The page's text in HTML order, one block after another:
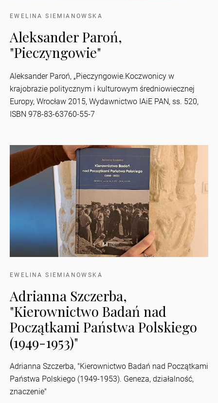
EWELINA SIEMIANOWSKA
Aleksander Paroń,
"Pieczyngowie"
Aleksander Paroń, „Pieczyngowie.Koczwonicy w
krajobrazie politycznym i kulturowym średniowiecznej
Europy, Wrocław 2015, Wydawnictwo IAiE PAN, ss. 520,
ISBN 978-83-63760-55-7
EWELINA SIEMIANOWSKA
Adrianna Szczerba,
"Kierownictwo Badań nad
Początkami Państwa Polskiego
(1949-1953)"
Adrianna Szczerba, "Kierownictwo Badań nad Początkami
Państwa Polskiego (1949-1953). Geneza, działalność,
znaczenie"